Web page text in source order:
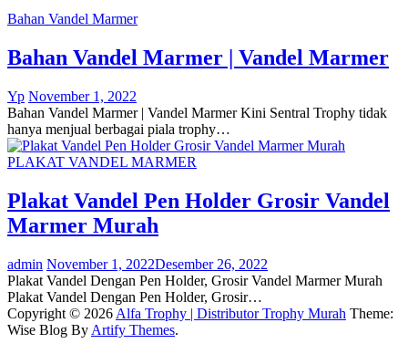
Bahan Vandel Marmer
Bahan Vandel Marmer | Vandel Marmer
Yp November 1, 2022
Bahan Vandel Marmer | Vandel Marmer Kini Sentral Trophy tidak
hanya menjual berbagai piala trophy…
PLAKAT VANDEL MARMER
Plakat Vandel Pen Holder Grosir Vandel
Marmer Murah
admin November 1, 2022Desember 26, 2022
Plakat Vandel Dengan Pen Holder, Grosir Vandel Marmer Murah
Plakat Vandel Dengan Pen Holder, Grosir…
Copyright © 2026 Alfa Trophy | Distributor Trophy Murah Theme:
Wise Blog By Artify Themes.